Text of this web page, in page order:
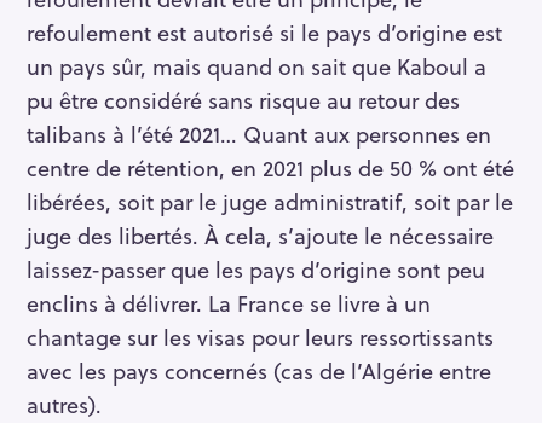
refoulement est autorisé si le pays d’origine est
un pays sûr, mais quand on sait que Kaboul a
pu être considéré sans risque au retour des
talibans à l’été 2021… Quant aux personnes en
centre de rétention, en 2021 plus de 50 % ont été
libérées, soit par le juge administratif, soit par le
juge des libertés. À cela, s’ajoute le nécessaire
laissez-passer que les pays d’origine sont peu
enclins à délivrer. La France se livre à un
chantage sur les visas pour leurs ressortissants
avec les pays concernés (cas de l’Algérie entre
autres).